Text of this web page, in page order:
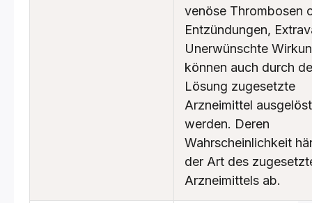
venöse Thrombosen
Entzündungen,
Unerwünschte
können auch durch
Lösung zugesetzte
Arzneimittel ausgelöst
werden. Deren
Wahrscheinlichkeit
der Art des
Arzneimittels ab.